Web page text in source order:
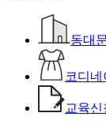
동대
코디네
교육신